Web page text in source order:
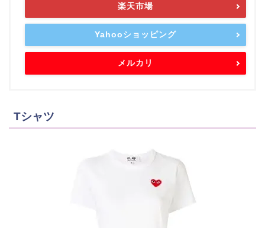
楽天市場
Yahooショッピング
メルカリ
Tシャツ